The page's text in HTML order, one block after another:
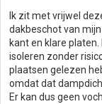
e
n
:
Ik zit met vrijwel
dakbeschot van
kant en klare
isoleren zonder
plaatsen gelezen
omdat dat
Er kan dus geen